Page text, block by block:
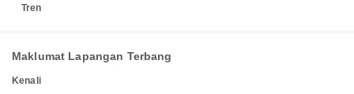
Tren
Maklumat Lapangan Terbang
Kenali